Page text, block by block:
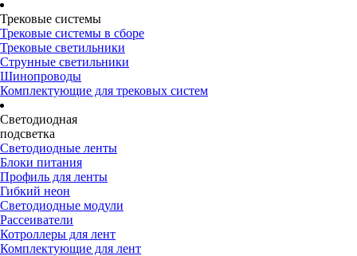
Трековые системы
Трековые системы в сборе
Трековые светильники
Струнные светильники
Шинопроводы
Комплектующие для трековых систем
Светодиодная
подсветка
Светодиодные ленты
Блоки питания
Профиль для ленты
Гибкий неон
Светодиодные модули
Рассеиватели
Котроллеры для лент
Комплектующие для лент